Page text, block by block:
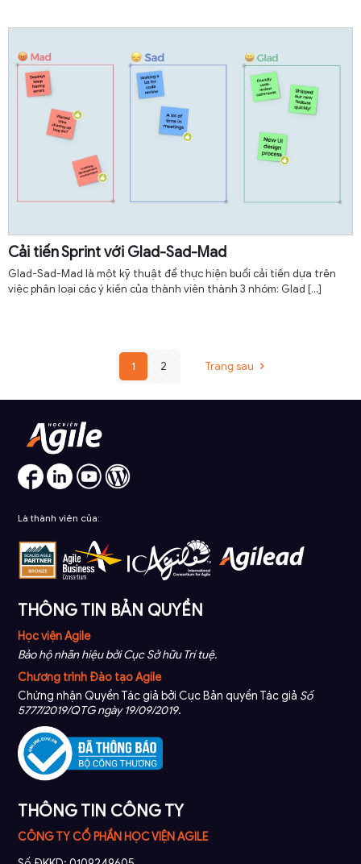
Cải tiến Sprint với Glad-Sad-Mad
Glad-Sad-Mad là một kỹ thuật để thực hiện buổi cải tiến dựa trên
việc phân loại các ý kiến của thành viên thành 3 nhóm: Glad […]
1 2 Trang sau
Là thành viên của:
THÔNG TIN BẢN QUYỀN
Học viện Agile
Bảo hộ nhãn hiệu bởi Cục Sở hữu Trí tuệ.
Chương trình Đào tạo Agile
Chứng nhận Quyền Tác giả bởi Cục Bản quyền Tác giả Số
5777/2019/QTG ngày 19/09/2019.
THÔNG TIN CÔNG TY
CÔNG TY CỔ PHẦN HỌC VIỆN AGILE